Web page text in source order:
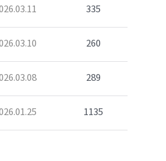
335
260
289
1135